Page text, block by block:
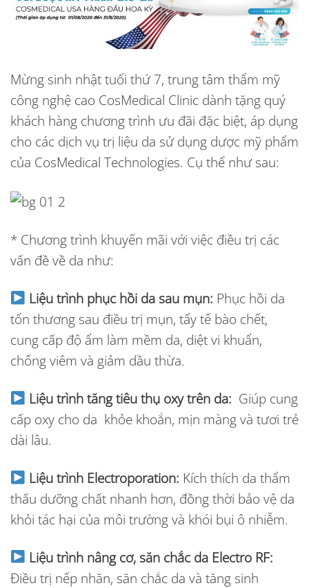
Mừng sinh nhật tuổi thứ 7, trung tâm thẩm mỹ
công nghệ cao CosMedical Clinic dành tặng quý
khách hàng chương trình ưu đãi đặc biệt, áp dụng
cho các dịch vụ trị liệu da sử dụng dược mỹ phẩm
của CosMedical Technologies. Cụ thể như sau:
* Chương trình khuyến mãi với việc điều trị các
vấn đề về da như:
Liệu trình phục hồi da sau mụn: Phục hồi da
tổn thương sau điều trị mụn, tẩy tế bào chết,
cung cấp độ ẩm làm mềm da, diệt vi khuẩn,
chống viêm và giảm dầu thừa.
Liệu trình tăng tiêu thụ oxy trên da: Giúp cung
cấp oxy cho da khỏe khoắn, mịn màng và tươi trẻ
dài lâu.
Liệu trình Electroporation: Kích thích da thẩm
thấu dưỡng chất nhanh hơn, đồng thời bảo vệ da
khỏi tác hại của môi trường và khói bụi ô nhiễm.
Liệu trình nâng cơ, săn chắc da Electro RF:
Điều trị nếp nhăn, săn chắc da và tăng sinh